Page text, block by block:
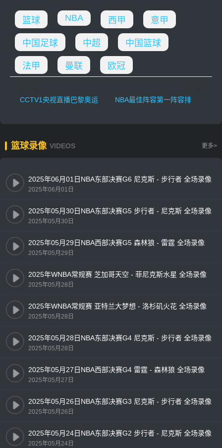
篮球 NBA 西甲 意甲
中国足球 中超 中国篮球
法甲 曼联 欧冠
CCTV1央视直播巴黎奥运会开幕式 全媒体矩阵覆盖创历史新高
NBA最佳阵容第一阵容排名：2022-2023赛季评选结果深度解析
篮球录像 VIDEOS 更多>
2025年06月01日NBA东部决赛G6 尼克斯 - 步行者 全场录像
2025年06月01日
2025年05月30日NBA东部决赛G5 步行者 - 尼克斯 全场录像
2025年05月30日
2025年05月29日NBA西部决赛G5 森林狼 - 雷霆 全场录像
2025年05月29日
2025年WNBA常规赛 芝加哥天空 - 菲尼克斯水星 全场录像
2025年05月28日
2025年WNBA常规赛 亚特兰大梦想 - 洛杉矶火花 全场录像
2025年05月28日
2025年05月28日NBA东部决赛G4 尼克斯 - 步行者 全场录像
2025年05月28日
2025年05月27日NBA西部决赛G4 雷霆 - 森林狼 全场录像
2025年05月27日
2025年05月26日NBA东部决赛G3 尼克斯 - 步行者 全场录像
2025年05月26日
2025年05月24日NBA东部决赛G2 步行者 - 尼克斯 全场录像
2025年05月24日